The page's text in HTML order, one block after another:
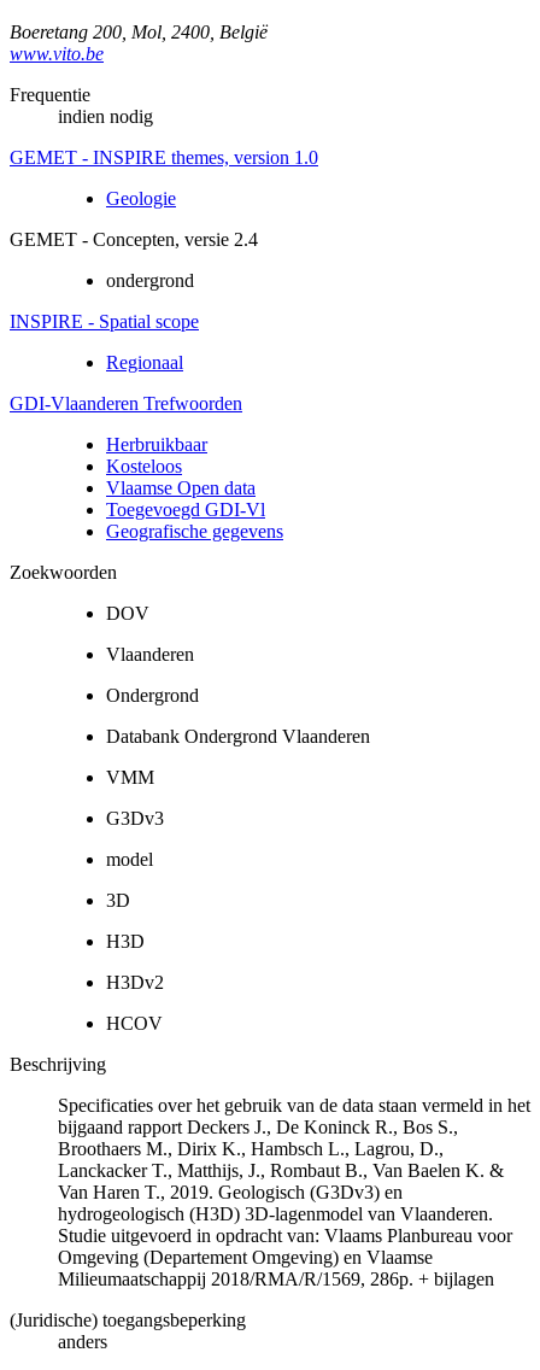
Boeretang 200 Mol 2400 België
www.vito.be
Frequentie
indien nodig
GEMET - INSPIRE themes, version 1.0
Geologie
GEMET - Concepten, versie 2.4
ondergrond
INSPIRE - Spatial scope
Regionaal
GDI-Vlaanderen Trefwoorden
Herbruikbaar
Kosteloos
Vlaamse Open data
Toegevoegd GDI-Vl
Geografische gegevens
Zoekwoorden
DOV
Vlaanderen
Ondergrond
Databank Ondergrond Vlaanderen
VMM
G3Dv3
model
3D
H3D
H3Dv2
HCOV
Beschrijving
Specificaties over het gebruik van de data staan vermeld in het
bijgaand rapport Deckers J., De Koninck R., Bos S.,
Broothaers M., Dirix K., Hambsch L., Lagrou, D.,
Lanckacker T., Matthijs, J., Rombaut B., Van Baelen K. &
Van Haren T., 2019. Geologisch (G3Dv3) en
hydrogeologisch (H3D) 3D-lagenmodel van Vlaanderen.
Studie uitgevoerd in opdracht van: Vlaams Planbureau voor
Omgeving (Departement Omgeving) en Vlaamse
Milieumaatschappij 2018/RMA/R/1569, 286p. + bijlagen
(Juridische) toegangsbeperking
anders